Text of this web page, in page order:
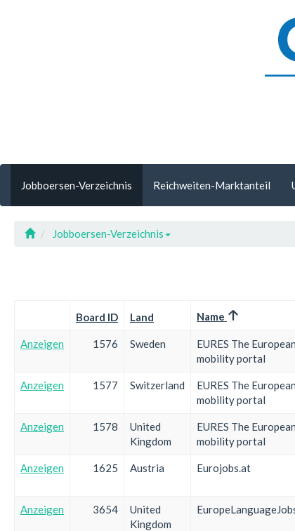
Jobboersen-Verzeichnis Reichweiten-Marktanteil
Jobboersen-Verzeichnis
Board ID Land Name
Anzeigen 1576 Sweden
EURES The
mobility portal
Anzeigen 1577 Switzerland
EURES The
mobility portal
Anzeigen 1578
United
Kingdom
EURES The
mobility portal
Anzeigen 1625 Austria Eurojobs.at
Anzeigen 3654
United
Kingdom